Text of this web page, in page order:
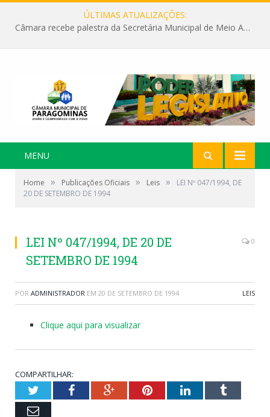
ÚLTIMAS ATUALIZAÇÕES:
Câmara recebe palestra da Secretária Municipal de Meio Ambiente sobre as ações da “SEMANA DO MEIO AMBIENTE”
MENU
Home » Publicações Oficiais » Leis »
LEI Nº 047/1994, DE
20 DE SETEMBRO DE 1994
LEI Nº 047/1994, DE 20 DE
SETEMBRO DE 1994
0
POR ADMINISTRADOR EM 20 DE SETEMBRO DE 1994 LEIS
Clique aqui para visualizar
COMPARTILHAR:
TwitterFacebookGoogle+PinterestLinkedInTumblr
Email